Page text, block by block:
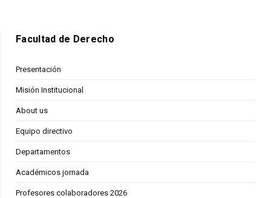
Facultad de Derecho
Presentación
Misión Institucional
About us
Equipo directivo
Departamentos
Académicos jornada
Profesores colaboradores 2026